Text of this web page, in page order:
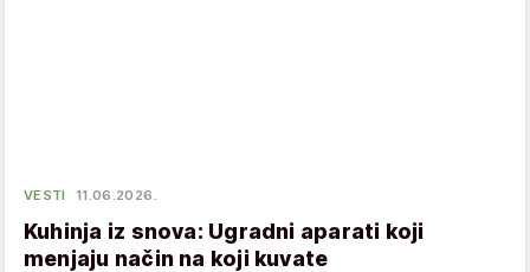
VESTI 11.06.2026.
Kuhinja iz snova: Ugradni aparati koji
menjaju način na koji kuvate